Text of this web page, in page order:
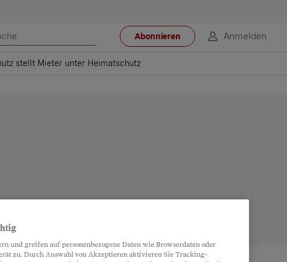
Abonnieren Anmelden
stellt Mieter unter Heimatschutz
und greifen auf personenbezogene Daten wie Browserdaten oder
zu. Durch Auswahl von Akzeptieren aktivieren Sie Tracking-